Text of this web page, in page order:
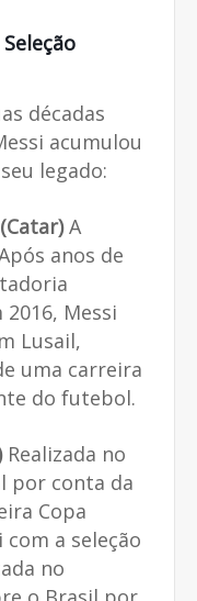
décadas
acumulou
legado:
A
anos de
Messi
Lusail,
uma carreira
do futebol.
Realizada no
por conta da
Copa
a seleção
no